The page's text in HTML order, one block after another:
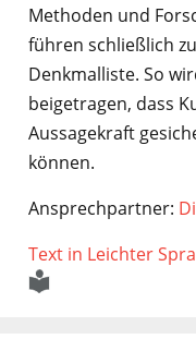
Methoden und
führen schließlich
Denkmalliste. So
beigetragen, dass
Aussagekraft
können.
Ansprechpartner:
Text in Leichter